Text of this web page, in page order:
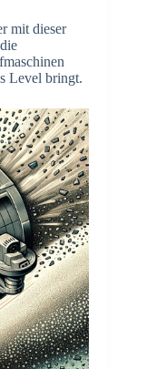
mit dieser
Level bringt.